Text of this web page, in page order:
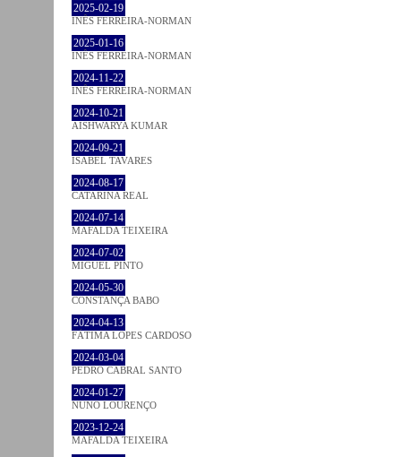
2025-02-19
INÊS FERREIRA-NORMAN
2025-01-16
INÊS FERREIRA-NORMAN
2024-11-22
INÊS FERREIRA-NORMAN
2024-10-21
AISHWARYA KUMAR
2024-09-21
ISABEL TAVARES
2024-08-17
CATARINA REAL
2024-07-14
MAFALDA TEIXEIRA
2024-07-02
MIGUEL PINTO
2024-05-30
CONSTANÇA BABO
2024-04-13
FÁTIMA LOPES CARDOSO
2024-03-04
PEDRO CABRAL SANTO
2024-01-27
NUNO LOURENÇO
2023-12-24
MAFALDA TEIXEIRA